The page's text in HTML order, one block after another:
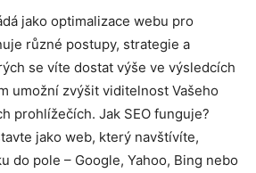
jako optimalizace webu pro
různé postupy, strategie a
se víte dostat výše ve výsledcích
umožní zvýšit viditelnost Vašeho
prohlížečích. Jak SEO funguje?
jako web, který navštívíte,
do pole – Google, Yahoo, Bing nebo